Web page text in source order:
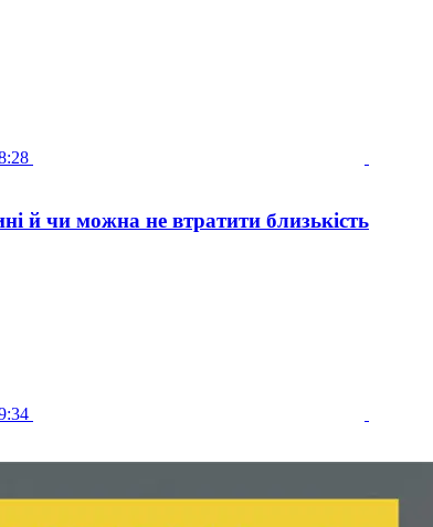
й чи можна не втратити близькість